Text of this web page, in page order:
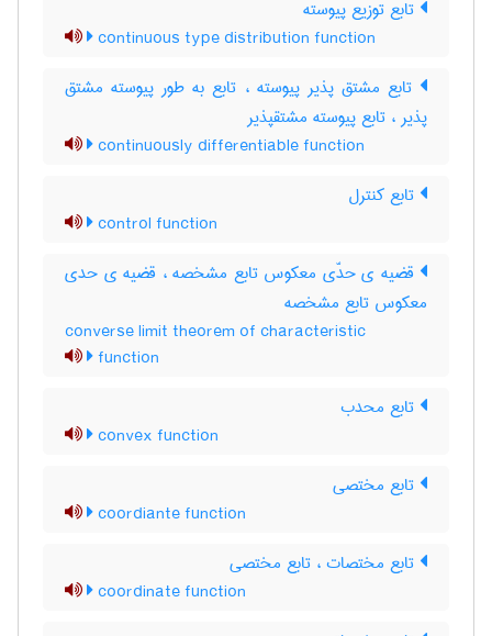
تابع توزیع پیوسته
continuous type distribution function
تابع مشتق پذیر پیوسته ، تابع به طور پیوسته مشتق
پذیر ، تابع پیوسته مشتقپذیر
continuously differentiable function
تابع کنترل
control function
قضیه ی حدّی معکوس تابع مشخصه ، قضیه ی حدی
معکوس تابع مشخصه
converse limit theorem of characteristic
function
تابع محدب
convex function
تابع مختصی
coordiante function
تابع مختصات ، تابع مختصی
coordinate function